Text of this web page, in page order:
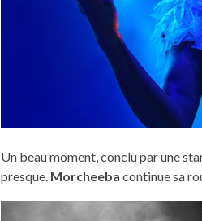
Un beau moment, conclu par une
presque. Morcheeba continue sa